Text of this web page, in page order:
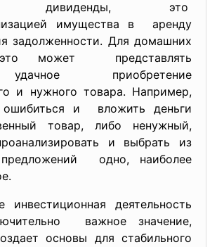
дивиденды, это
имущества в аренду
задолженности. Для домашних
это может представлять
приобретение
и нужного товара. Например,
и вложить деньги
товар, либо ненужный,
и выбрать из
одно, наиболее
инвестиционная деятельность
важное значение,
основы для стабильного